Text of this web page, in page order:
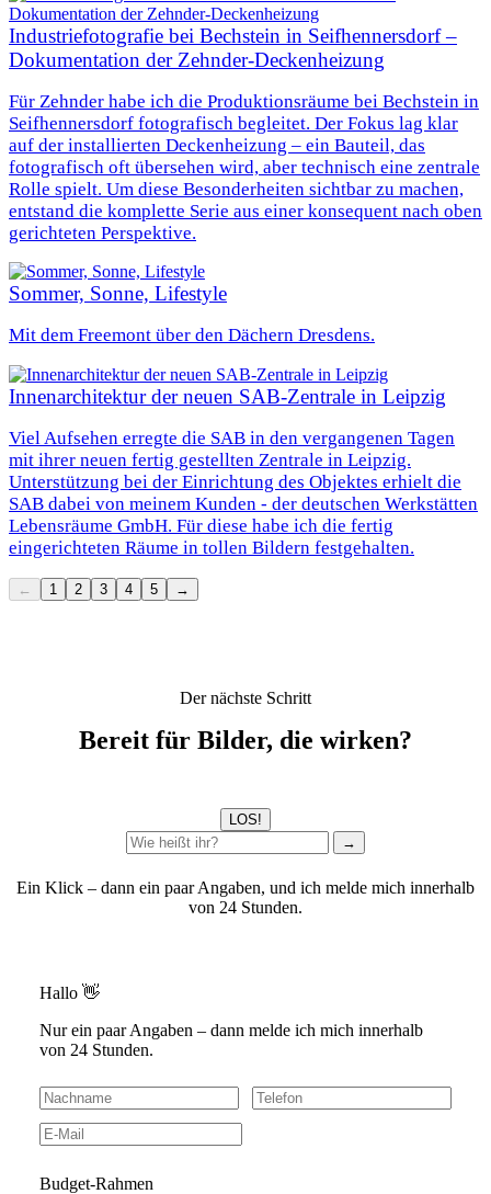
Industriefotografie bei Bechstein in Seifhennersdorf –
Dokumentation der Zehnder‑Deckenheizung
Für Zehnder habe ich die Produktionsräume bei Bechstein in
Seifhennersdorf fotografisch begleitet. Der Fokus lag klar
auf der installierten Deckenheizung – ein Bauteil, das
fotografisch oft übersehen wird, aber technisch eine zentrale
Rolle spielt. Um diese Besonderheiten sichtbar zu machen,
entstand die komplette Serie aus einer konsequent nach oben
gerichteten Perspektive.
Sommer, Sonne, Lifestyle
Mit dem Freemont über den Dächern Dresdens.
Innenarchitektur der neuen SAB-Zentrale in Leipzig
Viel Aufsehen erregte die SAB in den vergangenen Tagen
mit ihrer neuen fertig gestellten Zentrale in Leipzig.
Unterstützung bei der Einrichtung des Objektes erhielt die
SAB dabei von meinem Kunden - der deutschen Werkstätten
Lebensräume GmbH. Für diese habe ich die fertig
eingerichteten Räume in tollen Bildern festgehalten.
← 1 2 3 4 5 →
Der nächste Schritt
Bereit für Bilder, die wirken?
LOS!
→
Ein Klick – dann ein paar Angaben, und ich melde mich innerhalb
von 24 Stunden.
Hallo 👋
Nur ein paar Angaben – dann melde ich mich innerhalb
von 24 Stunden.
Budget-Rahmen